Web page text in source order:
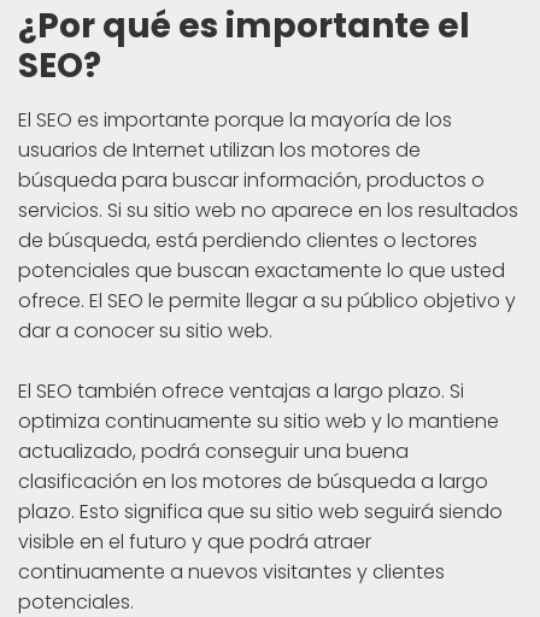
¿Por qué es importante el
SEO?
El SEO es importante porque la mayoría de los
usuarios de Internet utilizan los motores de
búsqueda para buscar información, productos o
servicios. Si su sitio web no aparece en los resultados
de búsqueda, está perdiendo clientes o lectores
potenciales que buscan exactamente lo que usted
ofrece. El SEO le permite llegar a su público objetivo y
dar a conocer su sitio web.
El SEO también ofrece ventajas a largo plazo. Si
optimiza continuamente su sitio web y lo mantiene
actualizado, podrá conseguir una buena
clasificación en los motores de búsqueda a largo
plazo. Esto significa que su sitio web seguirá siendo
visible en el futuro y que podrá atraer
continuamente a nuevos visitantes y clientes
potenciales.